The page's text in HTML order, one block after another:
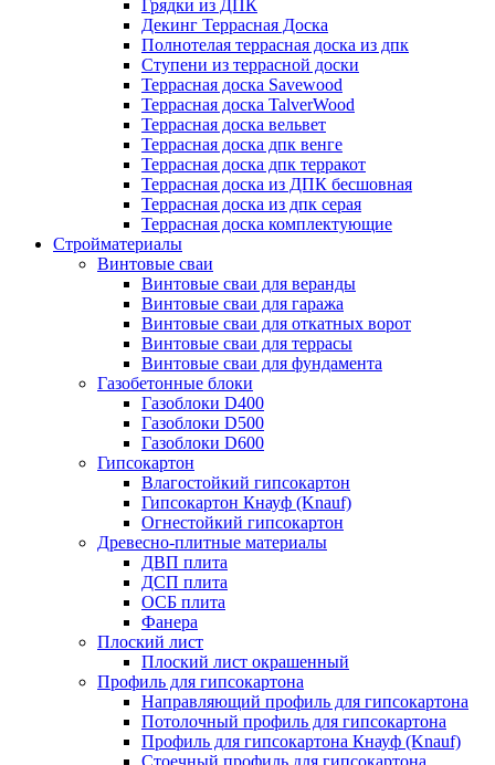
Грядки из ДПК
Декинг Террасная Доска
Полнотелая террасная доска из дпк
Ступени из террасной доски
Террасная доска Savewood
Террасная доска TalverWood
Террасная доска вельвет
Террасная доска дпк венге
Террасная доска дпк терракот
Террасная доска из ДПК бесшовная
Террасная доска из дпк серая
Террасная доска комплектующие
Стройматериалы
Винтовые сваи
Винтовые сваи для веранды
Винтовые сваи для гаража
Винтовые сваи для откатных ворот
Винтовые сваи для террасы
Винтовые сваи для фундамента
Газобетонные блоки
Газоблоки D400
Газоблоки D500
Газоблоки D600
Гипсокартон
Влагостойкий гипсокартон
Гипсокартон Кнауф (Knauf)
Огнестойкий гипсокартон
Древесно-плитные материалы
ДВП плита
ДСП плита
ОСБ плита
Фанера
Плоский лист
Плоский лист окрашенный
Профиль для гипсокартона
Направляющий профиль для гипсокартона
Потолочный профиль для гипсокартона
Профиль для гипсокартона Кнауф (Knauf)
Стоечный профиль для гипсокартона